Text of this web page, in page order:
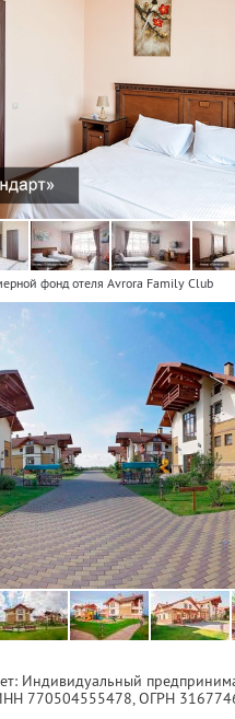
фонд отеля Avrora Family Club
Индивидуальный
770504555478, ОГРН